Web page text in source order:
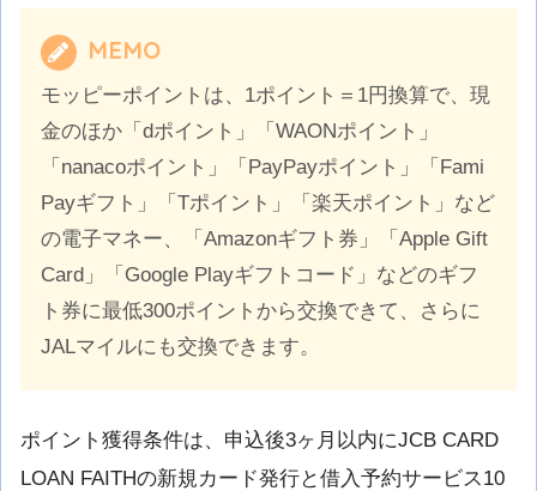
MEMO
モッピーポイントは、1ポイント＝1円換算で、現
金のほか「dポイント」「WAONポイント」
「nanacoポイント」「PayPayポイント」「Fami
Payギフト」「Tポイント」「楽天ポイント」など
の電子マネー、「Amazonギフト券」「Apple Gift
Card」「Google Playギフトコード」などのギフ
ト券に最低300ポイントから交換できて、さらに
JALマイルにも交換できます。
ポイント獲得条件は、申込後3ヶ月以内にJCB CARD
LOAN FAITHの新規カード発行と借入予約サービス10